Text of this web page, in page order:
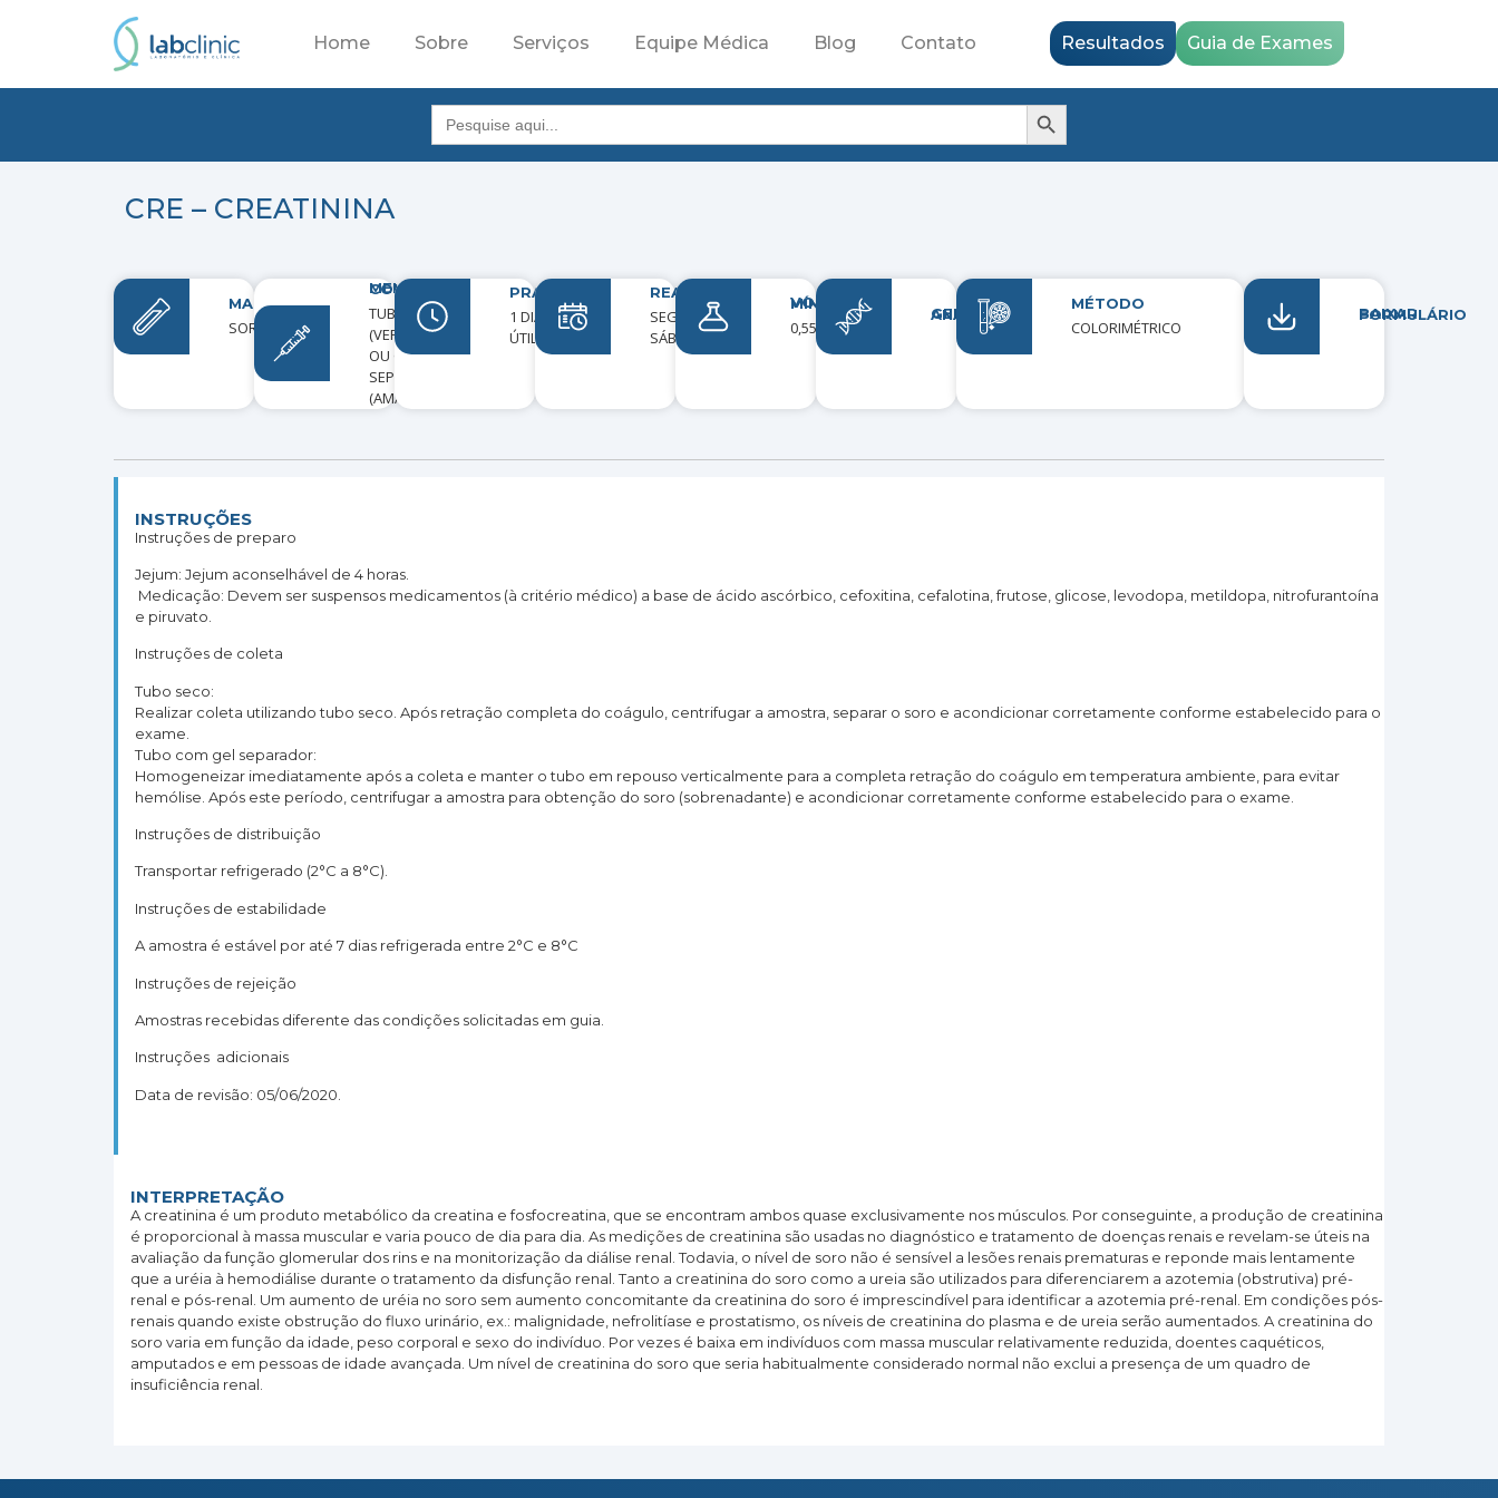
Home Sobre Serviços Equipe Médica Blog Contato Resultados Guia de Exames
Search
for:
Search Button
CRE – CREATININA
MATERIAL
SORO
MEIOS DE COLETA
TUBO SECO
(VERMELHO)
OU GEL
SEPARADOR
(AMARELO)
PRAZO
1 DIA
ÚTIL
REALIZAÇÃO
SEGUNDA A
SÁBADO
VOLUME MÍNIMO
0,55 ML
GENES ANALISADOS
MÉTODO
COLORIMÉTRICO
BAIXAR FORMULÁRIO
INSTRUÇÕES
Instruções de preparo
Jejum: Jejum aconselhável de 4 horas.
Medicação: Devem ser suspensos medicamentos (à critério médico) a base de ácido ascórbico, cefoxitina, cefalotina, frutose, glicose, levodopa, metildopa, nitrofurantoína
e piruvato.
Instruções de coleta
Tubo seco:
Realizar coleta utilizando tubo seco. Após retração completa do coágulo, centrifugar a amostra, separar o soro e acondicionar corretamente conforme estabelecido para o
exame.
Tubo com gel separador:
Homogeneizar imediatamente após a coleta e manter o tubo em repouso verticalmente para a completa retração do coágulo em temperatura ambiente, para evitar
hemólise. Após este período, centrifugar a amostra para obtenção do soro (sobrenadante) e acondicionar corretamente conforme estabelecido para o exame.
Instruções de distribuição
Transportar refrigerado (2°C a 8°C).
Instruções de estabilidade
A amostra é estável por até 7 dias refrigerada entre 2°C e 8°C
Instruções de rejeição
Amostras recebidas diferente das condições solicitadas em guia.
Instruções adicionais
Data de revisão: 05/06/2020.
INTERPRETAÇÃO
A creatinina é um produto metabólico da creatina e fosfocreatina, que se encontram ambos quase exclusivamente nos músculos. Por conseguinte, a produção de creatinina
é proporcional à massa muscular e varia pouco de dia para dia. As medições de creatinina são usadas no diagnóstico e tratamento de doenças renais e revelam-se úteis na
avaliação da função glomerular dos rins e na monitorização da diálise renal. Todavia, o nível de soro não é sensível a lesões renais prematuras e reponde mais lentamente
que a uréia à hemodiálise durante o tratamento da disfunção renal. Tanto a creatinina do soro como a ureia são utilizados para diferenciarem a azotemia (obstrutiva) pré-
renal e pós-renal. Um aumento de uréia no soro sem aumento concomitante da creatinina do soro é imprescindível para identificar a azotemia pré-renal. Em condições pós-
renais quando existe obstrução do fluxo urinário, ex.: malignidade, nefrolitíase e prostatismo, os níveis de creatinina do plasma e de ureia serão aumentados. A creatinina do
soro varia em função da idade, peso corporal e sexo do indivíduo. Por vezes é baixa em indivíduos com massa muscular relativamente reduzida, doentes caquéticos,
amputados e em pessoas de idade avançada. Um nível de creatinina do soro que seria habitualmente considerado normal não exclui a presença de um quadro de
insuficiência renal.